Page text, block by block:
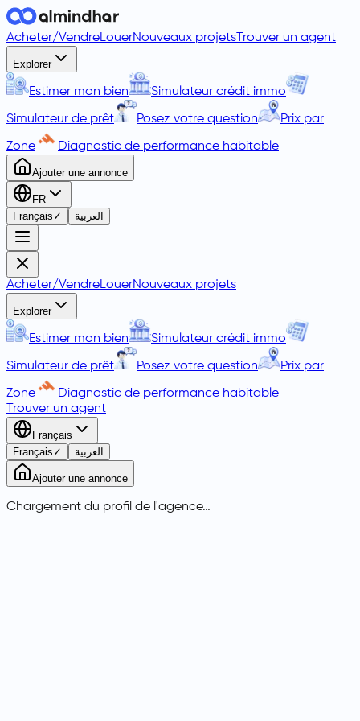
Acheter/VendreLouerNouveaux projets Trouver un agent
Explorer
Estimer mon bien Simulateur crédit immo
Simulateur de prêt Posez votre question Prix par
Zone Diagnostic de performance habitable
Ajouter une annonce
FR
Français ✓ العربية
Acheter/VendreLouerNouveaux projets
Explorer
Estimer mon bien Simulateur crédit immo
Simulateur de prêt Posez votre question Prix par
Zone
Diagnostic de performance habitable
Trouver un agent
Français
Français ✓ العربية
Ajouter une annonce
Chargement du profil de l'agence…